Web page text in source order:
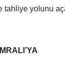
yolunu